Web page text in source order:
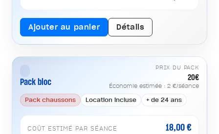
Ajouter au panier Détails
Pack bloc
PRIX DU PACK
20€
Économie estimée : 2 €/séance
Pack chaussons Location incluse + de 24 ans
COÛT ESTIMÉ PAR SÉANCE 18,00 €